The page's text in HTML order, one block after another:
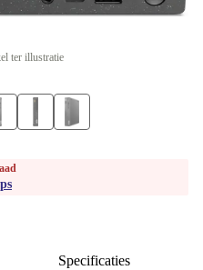
ter illustratie
Specificaties